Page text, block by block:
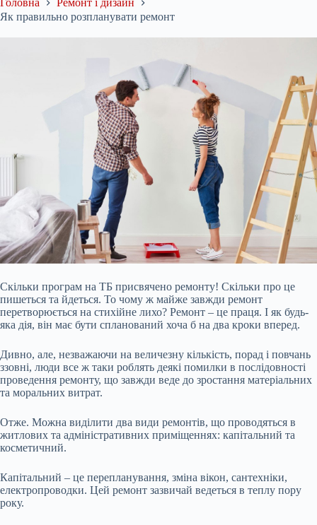
Головна
Ремонт і дизайн
Як правильно розпланувати ремонт
Скільки програм на ТБ присвячено ремонту! Скільки про це
пишеться та йдеться. То чому ж майже завжди ремонт
перетворюється на стихійне лихо? Ремонт – це праця. І як будь-
яка дія, він має бути спланований хоча б на два кроки вперед.
Дивно, але, незважаючи на величезну кількість, порад і повчань
ззовні, люди все ж таки роблять деякі помилки в послідовності
проведення ремонту, що завжди веде до зростання матеріальних
та моральних витрат.
Отже. Можна виділити два види ремонтів, що проводяться в
житлових та адміністративних приміщеннях: капітальний та
косметичний.
Капітальний – це перепланування, зміна вікон, сантехніки,
електропроводки. Цей ремонт зазвичай ведеться в теплу пору
року.